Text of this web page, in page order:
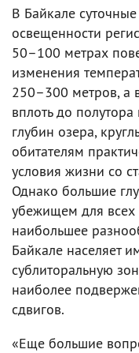
В Байкале
освещенности
50–100 метрах
изменения
250–300 метров, а
вплоть до
глубин озера,
обитателям
условия жизни со
Однако большие
убежищем для всех
наибольшее
Байкале населяет
сублиторальную
наиболее
сдвигов.
«Еще большие